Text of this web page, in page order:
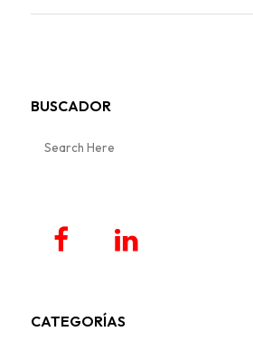
BUSCADOR
CATEGORÍAS